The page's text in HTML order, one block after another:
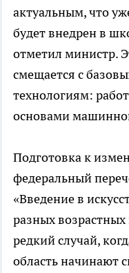
актуальным, что
будет внедрен в
отметил министр.
смещается с
технологиям:
основами
Подготовка к
федеральный
«Введение в
разных
редкий случай,
область начинают